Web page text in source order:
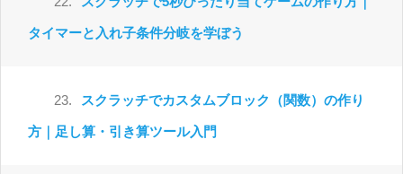
タイマーと入れ子条件分岐を学ぼう
23. スクラッチでカスタムブロック（関数）の作り
方｜足し算・引き算ツール入門